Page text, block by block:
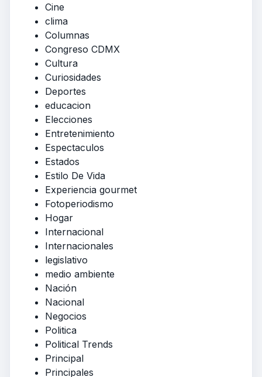
Cine
clima
Columnas
Congreso CDMX
Cultura
Curiosidades
Deportes
educacion
Elecciones
Entretenimiento
Espectaculos
Estados
Estilo De Vida
Experiencia gourmet
Fotoperiodismo
Hogar
Internacional
Internacionales
legislativo
medio ambiente
Nación
Nacional
Negocios
Politica
Political Trends
Principal
Principales